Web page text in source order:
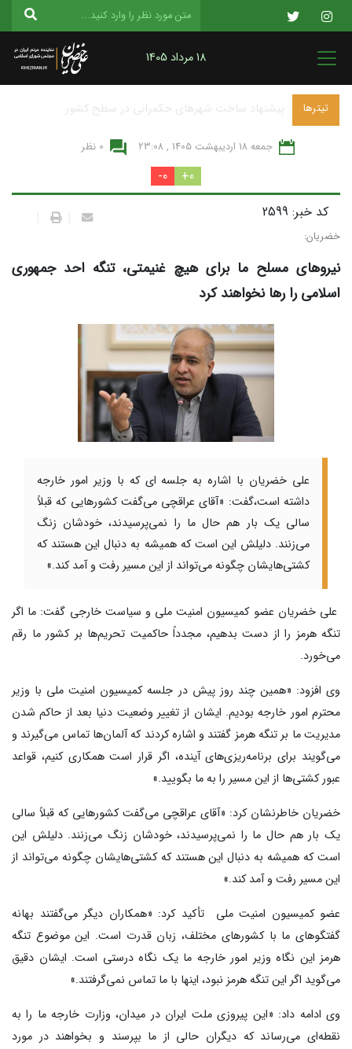
18 مرداد 1405
تیترها پیشنهاد ساخت شهرهای حکمرانی در سطح کشور
جمعه 18 ارديبهشت 1405 , 23:08 0 نظر
0+
0-
کد خبر: 2599
خضریان:
نیروهای مسلح ما برای هیچ غنیمتی، تنگه احد جمهوری
اسلامی را رها نخواهند کرد
علی خضریان با اشاره به جلسه ای که با وزیر امور خارجه
داشته است،گفت: «آقای عراقچی می‌گفت کشورهایی که قبلاً
سالی یک بار هم حال ما را نمی‌پرسیدند، خودشان زنگ
می‌زنند. دلیلش این است که همیشه به دنبال این هستند که
کشتی‌هایشان چگونه می‌تواند از این مسیر رفت و آمد کند.»
علی خضریان عضو کمیسیون امنیت ملی و سیاست خارجی گفت: ما اگر
تنگه هرمز را از دست بدهیم، مجدداً حاکمیت تحریم‌ها بر کشور ما رقم
می‌خورد.
وی افزود: «همین چند روز پیش در جلسه کمیسیون امنیت ملی با وزیر
محترم امور خارجه بودیم. ایشان از تغییر وضعیت دنیا بعد از حاکم شدن
مدیریت ما بر تنگه هرمز گفتند و اشاره کردند که آلمان‌ها تماس می‌گیرند و
می‌گویند برای برنامه‌ریزی‌های آینده، اگر قرار است همکاری کنیم، قواعد
عبور کشتی‌ها از این مسیر را به ما بگویید.»
خضریان خاطرنشان کرد: «آقای عراقچی می‌گفت کشورهایی که قبلاً سالی
یک بار هم حال ما را نمی‌پرسیدند، خودشان زنگ می‌زنند. دلیلش این
است که همیشه به دنبال این هستند که کشتی‌هایشان چگونه می‌تواند از
این مسیر رفت و آمد کند.»
عضو کمیسیون امنیت ملی تأکید کرد: «همکاران دیگر می‌گفتند بهانه
گفتگوهای ما با کشورهای مختلف، زبان قدرت است. این موضوع تنگه
هرمز این نگاه وزیر امور خارجه ما یک نگاه درستی است. ایشان دقیق
می‌گوید اگر این تنگه هرمز نبود، اینها با ما تماس نمی‌گرفتند.»
وی ادامه داد: «این پیروزی ملت ایران در میدان، وزارت خارجه ما را به
نقطه‌ای می‌رساند که دیگران حالی از ما بپرسند و بخواهند در مورد